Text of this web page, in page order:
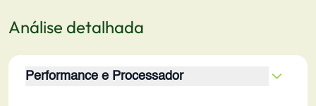
Análise detalhada
Performance e Processador